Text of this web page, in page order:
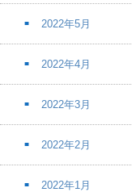
2022年5月
2022年4月
2022年3月
2022年2月
2022年1月